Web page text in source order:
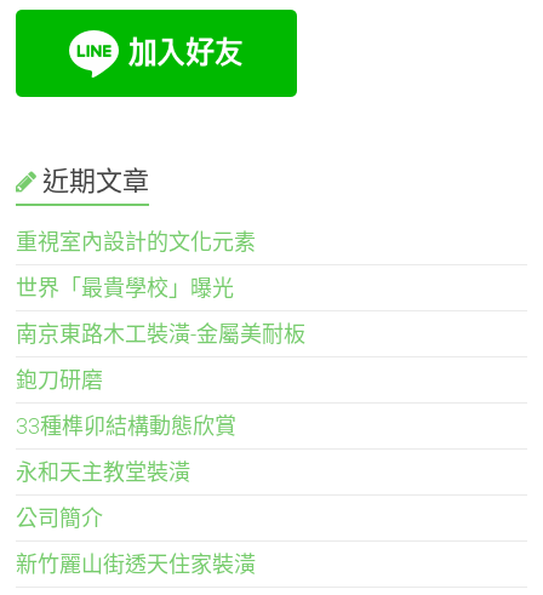
近期文章
重視室內設計的文化元素
世界「最貴學校」曝光
南京東路木工裝潢-金屬美耐板
鉋刀研磨
33種榫卯結構動態欣賞
永和天主教堂裝潢
公司簡介
新竹麗山街透天住家裝潢